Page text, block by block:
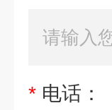
* 电话：